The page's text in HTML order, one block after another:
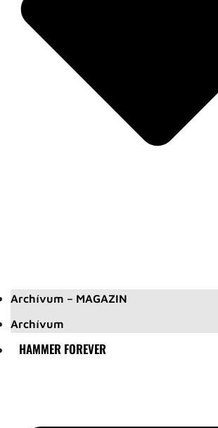
Archívum – MAGAZIN
Archívum
HAMMER FOREVER